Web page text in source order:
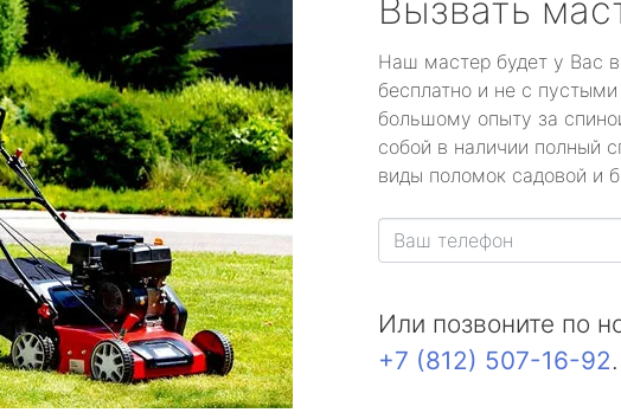
Вызвать
Наш мастер будет у Вас
бесплатно и не с
большому опыту за
собой в наличии полный
виды поломок садовой и
Или позвоните по
+7 (812) 507-16-92.